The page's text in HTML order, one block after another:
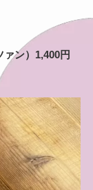
ン）1,400円